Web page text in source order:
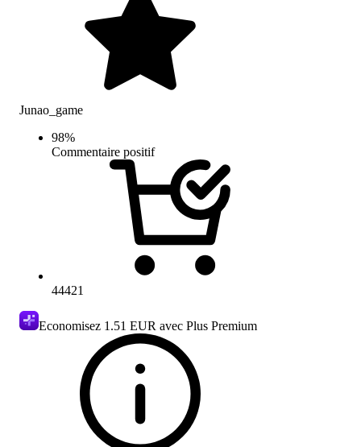
Junao_game
98%
Commentaire positif
44421
Economisez 1.51 EUR avec Plus Premium